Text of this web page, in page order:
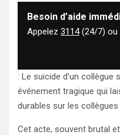
Besoin d’aide
Appelez 3114(24/7) ou
: Le suicide d’un collègue
événement tragique qui
durables sur les
Cet acte, souvent brutal